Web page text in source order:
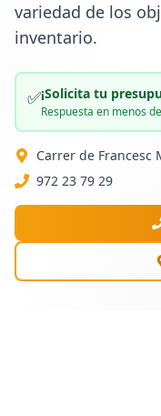
variedad de los
inventario.
✅¡Solicita tu
Respuesta en menos
Carrer de Francesc
972 23 79 29